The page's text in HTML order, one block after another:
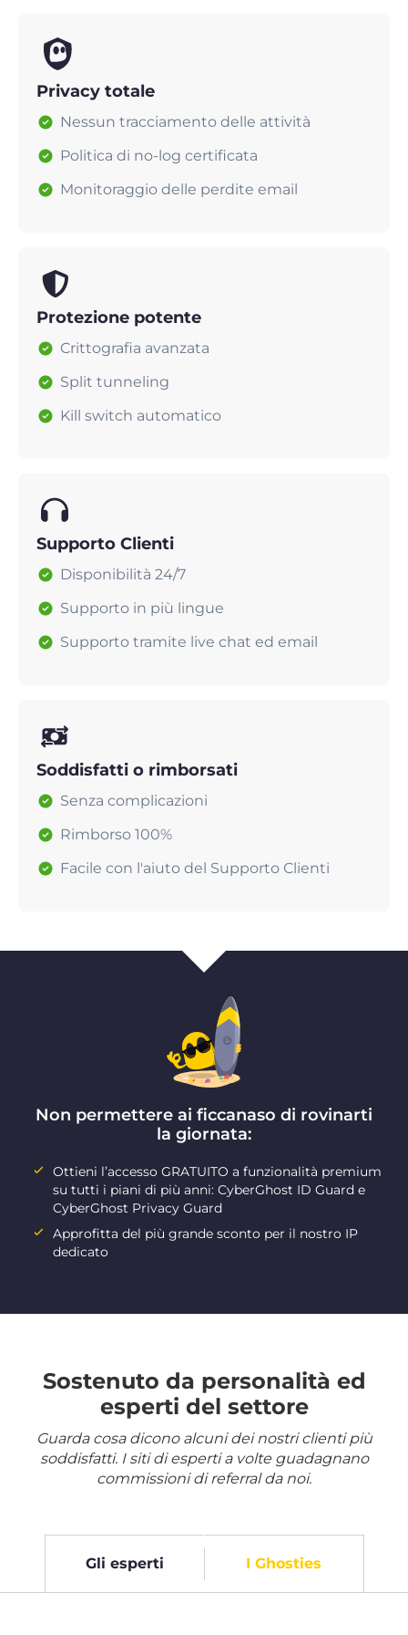
Privacy totale
Nessun tracciamento delle attività
Politica di no-log certificata
Monitoraggio delle perdite email
Protezione potente
Crittografia avanzata
Split tunneling
Kill switch automatico
Supporto Clienti
Disponibilità 24/7
Supporto in più lingue
Supporto tramite live chat ed email
Soddisfatti o rimborsati
Senza complicazioni
Rimborso 100%
Facile con l'aiuto del Supporto Clienti
Non permettere ai ficcanaso di rovinarti
la giornata:
Ottieni l’accesso GRATUITO a funzionalità premium
su tutti i piani di più anni: CyberGhost ID Guard e
CyberGhost Privacy Guard
Approfitta del più grande sconto per il nostro IP
dedicato
Sostenuto da personalità ed
esperti del settore
Guarda cosa dicono alcuni dei nostri clienti più
soddisfatti. I siti di esperti a volte guadagnano
commissioni di referral da noi.
Gli esperti I Ghosties